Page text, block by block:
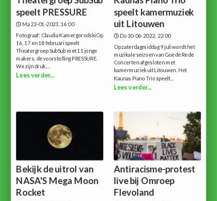
speelt PRESSURE
Ma 23-01-2023, 16:00
Fotograaf: Claudia KamergorodskiOp
16, 17 en 18 februari speelt
Theatergroep SubSub met 11 jonge
makers, de voorstelling PRESSURE.
We zijn druk,...
Lees verder...
speelt kamermuziek
uit Litouwen
Do 30-06-2022, 22:00
Op zaterdagmiddag 9 juli wordt het
muzikale seizoen van Goede Rede
Concerten afgesloten met
kamermuziek uit Litouwen. Het
Kaunas Piano Trio speelt...
Lees verder...
Bekijk de uitrol van
NASA'S Mega Moon
Rocket
Antiracisme-protest
live bij Omroep
Flevoland